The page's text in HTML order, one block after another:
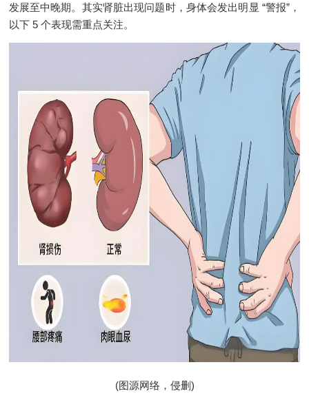
发展至中晚期。其实肾脏出现问题时，身体会发出明显 “警报”，
以下 5 个表现需重点关注。
(图源网络，侵删)